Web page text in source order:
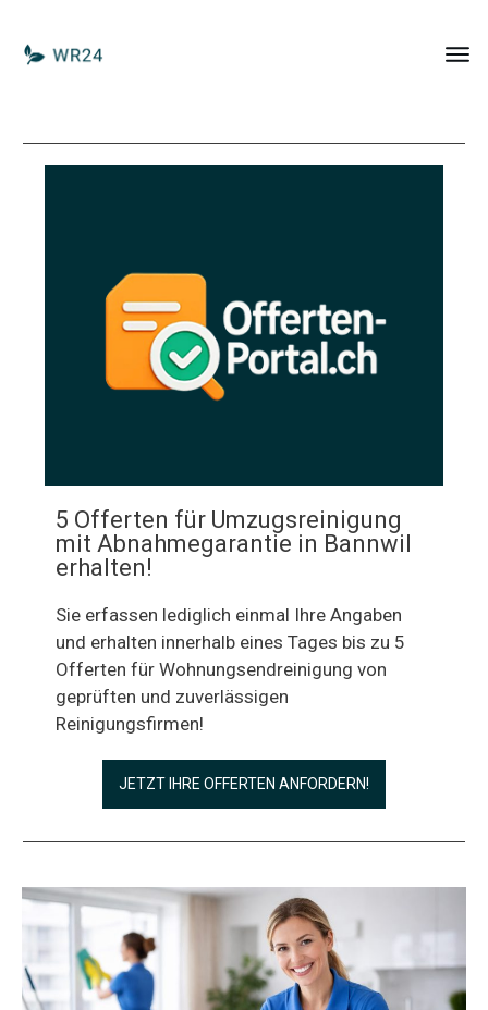
5 Offerten für Umzugsreinigung
mit Abnahmegarantie in Bannwil
erhalten!
Sie erfassen lediglich einmal Ihre Angaben
und erhalten innerhalb eines Tages bis zu 5
Offerten für Wohnungsendreinigung von
geprüften und zuverlässigen
Reinigungsfirmen!
JETZT IHRE OFFERTEN ANFORDERN!